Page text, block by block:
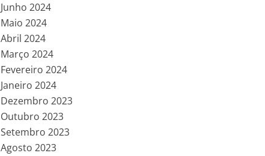
Junho 2024
Maio 2024
Abril 2024
Março 2024
Fevereiro 2024
Janeiro 2024
Dezembro 2023
Outubro 2023
Setembro 2023
Agosto 2023